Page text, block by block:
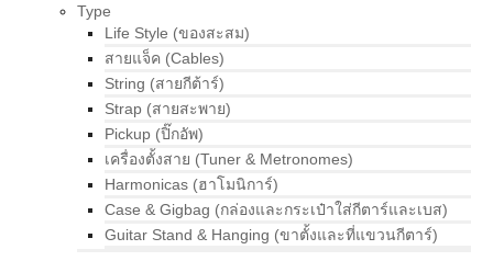
Type
Life Style (ของสะสม)
สายแจ็ค (Cables)
String (สายกีต้าร์)
Strap (สายสะพาย)
Pickup (ปิ๊กอัพ)
เครื่องตั้งสาย (Tuner & Metronomes)
Harmonicas (ฮาโมนิการ์)
Case & Gigbag (กล่องและกระเป๋าใส่กีตาร์และเบส)
Guitar Stand & Hanging (ขาตั้งและที่แขวนกีตาร์)